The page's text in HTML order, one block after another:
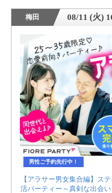
梅田 08/11 (火)
男性ご予約先行中！
【アラサー男女集合編】ス
活パーティー～真剣な出会い